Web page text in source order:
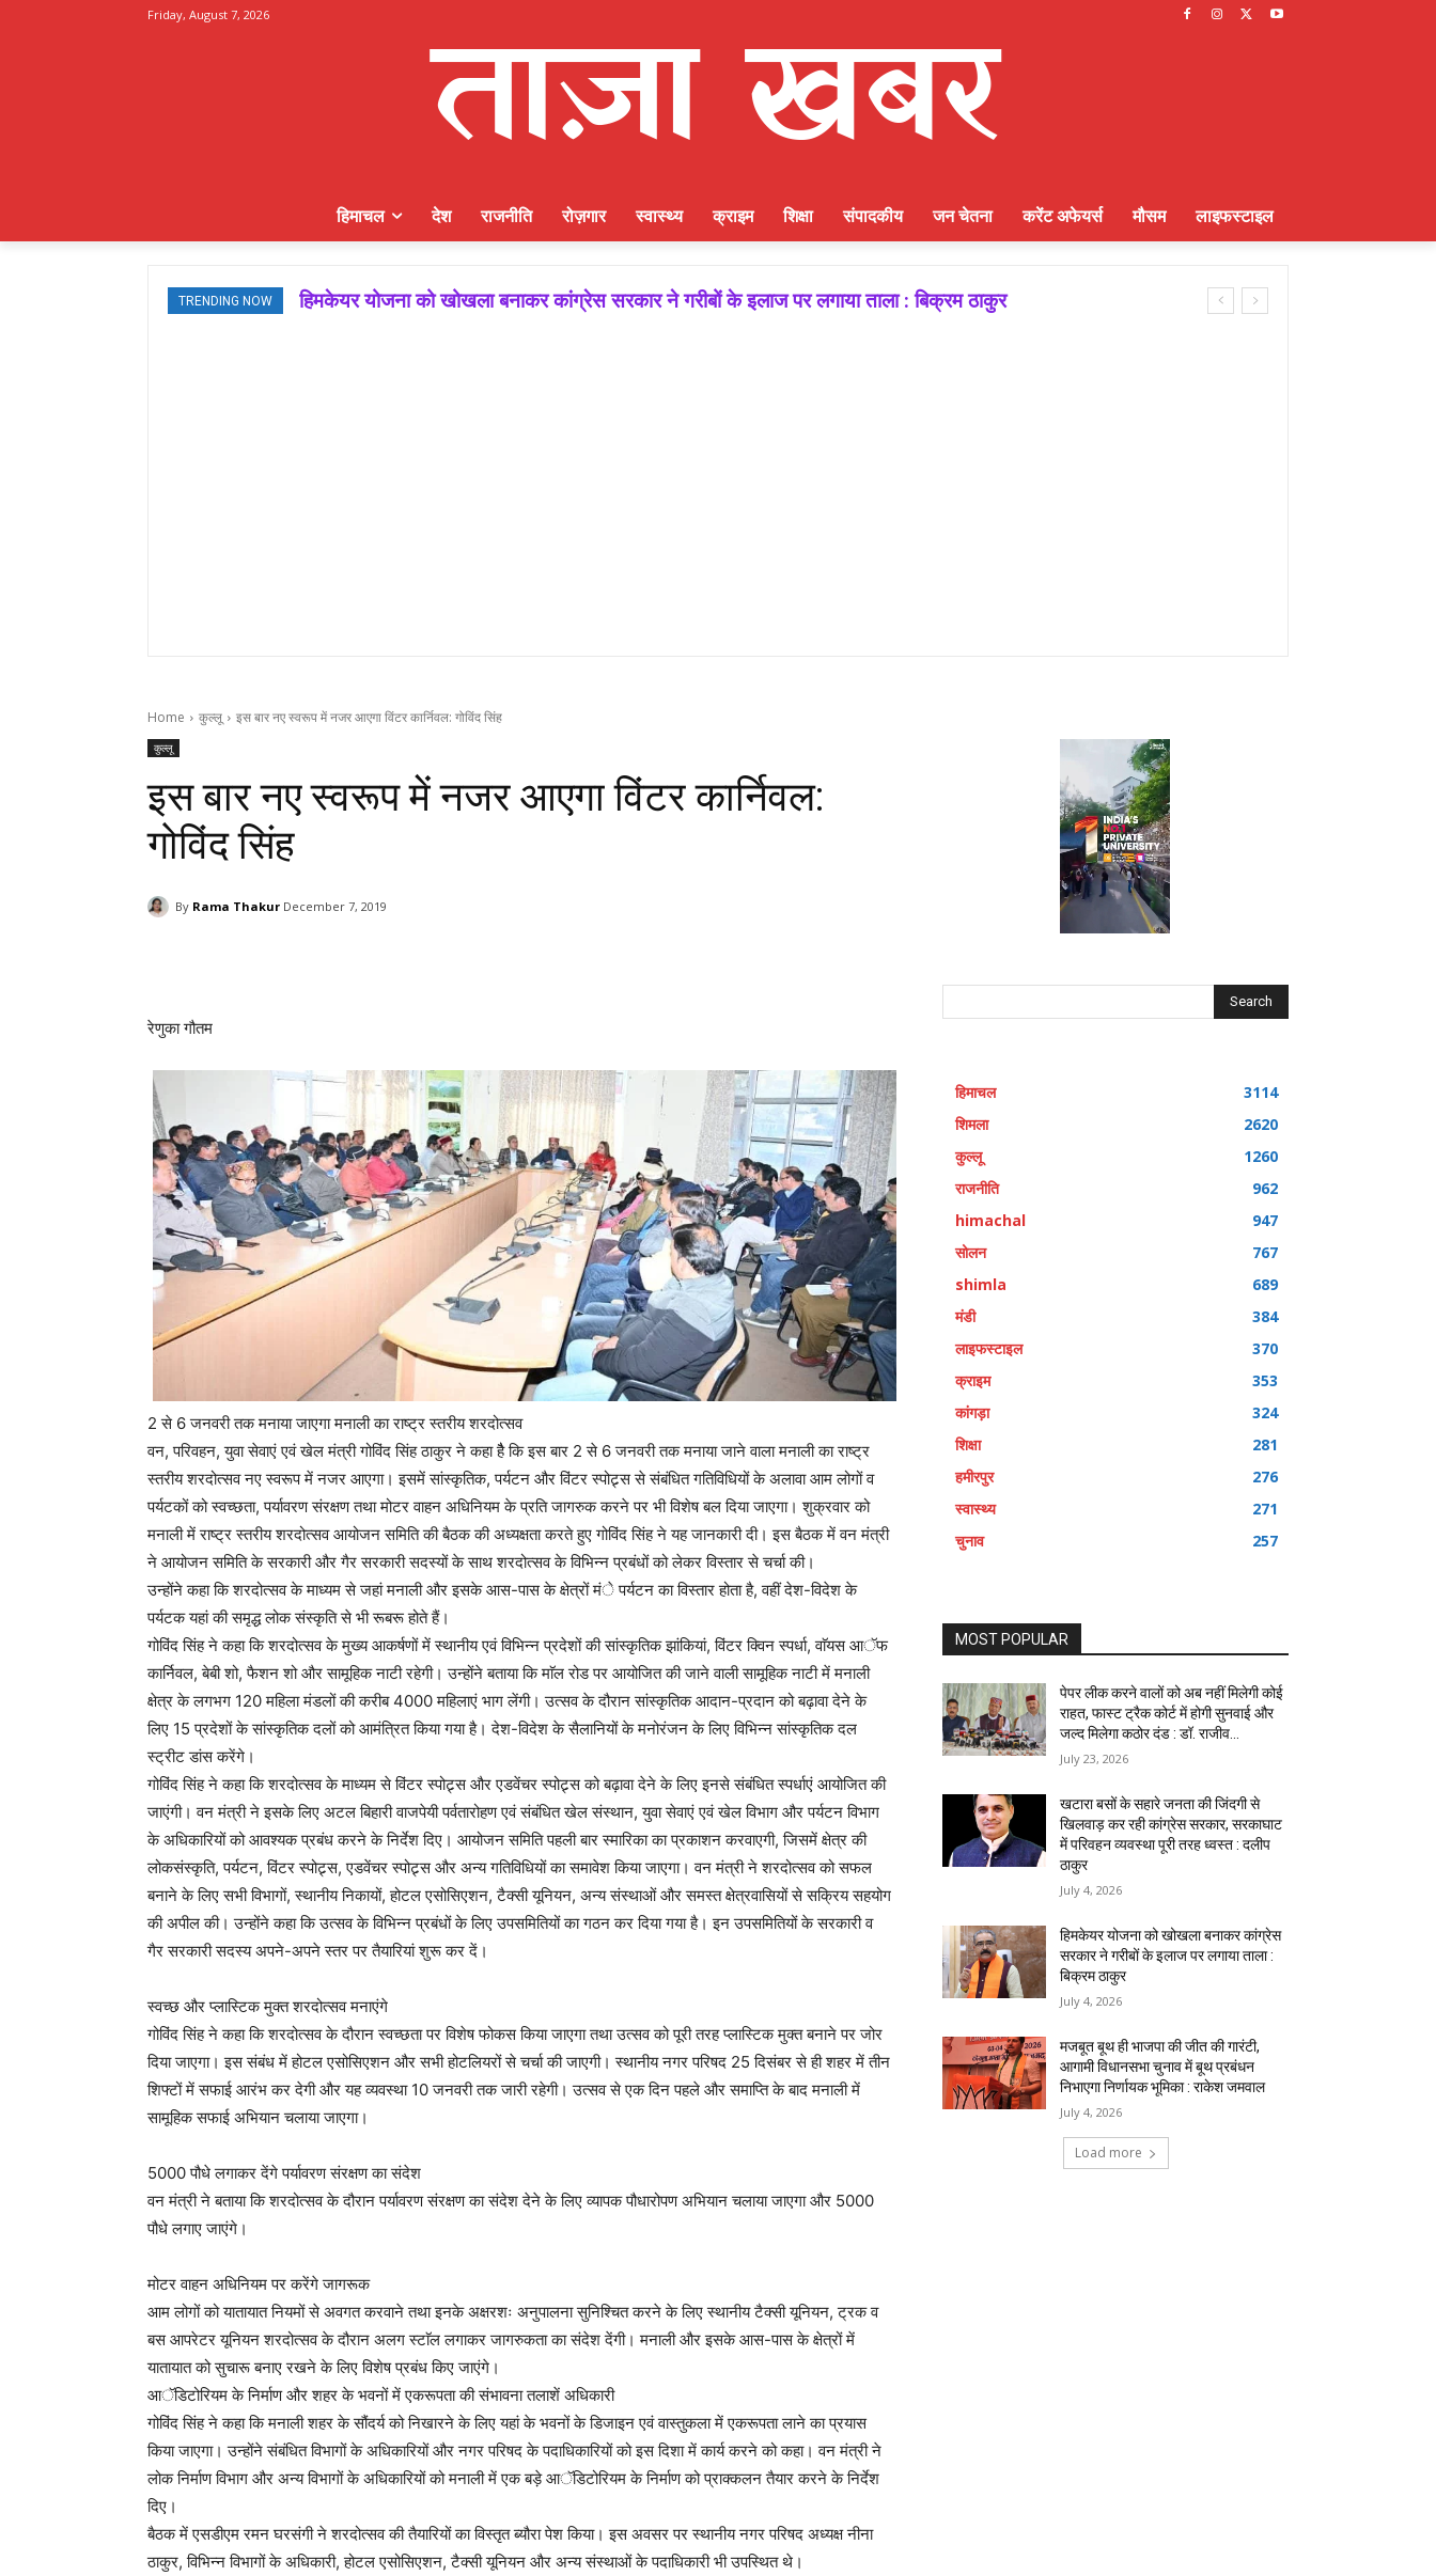
Friday, August 7, 2026
हिमाचल देश राजनीति रोज़गार स्वास्थ्य क्राइम शिक्षा संपादकीय जन चेतना करेंट अफेयर्स मौसम लाइफस्टाइल
TRENDING NOW हिमकेयर योजना को खोखला बनाकर कांग्रेस सरकार ने गरीबों के इलाज पर लगाया ताला : बिक्रम ठाकुर
Home कुल्लू इस बार नए स्वरूप में नजर आएगा विंटर कार्निवल: गोविंद सिंह
कुल्लू
इस बार नए स्वरूप में नजर आएगा विंटर कार्निवल:
गोविंद सिंह
By Rama Thakur December 7, 2019
रेणुका गौतम
2 से 6 जनवरी तक मनाया जाएगा मनाली का राष्ट्र स्तरीय शरदोत्सव
वन, परिवहन, युवा सेवाएं एवं खेल मंत्री गोविंद सिंह ठाकुर ने कहा हैै कि इस बार 2 से 6 जनवरी तक मनाया जाने वाला मनाली का राष्ट्र
स्तरीय शरदोत्सव नए स्वरूप में नजर आएगा। इसमें सांस्कृतिक, पर्यटन और विंटर स्पोट्र्स से संबंधित गतिविधियों के अलावा आम लोगों व
पर्यटकों को स्वच्छता, पर्यावरण संरक्षण तथा मोटर वाहन अधिनियम के प्रति जागरुक करने पर भी विशेष बल दिया जाएगा। शुक्रवार को
मनाली में राष्ट्र स्तरीय शरदोत्सव आयोजन समिति की बैठक की अध्यक्षता करते हुए गोविंद सिंह ने यह जानकारी दी। इस बैठक में वन मंत्री
ने आयोजन समिति के सरकारी और गैर सरकारी सदस्यों के साथ शरदोत्सव के विभिन्न प्रबंधों को लेकर विस्तार से चर्चा की।
उन्होंने कहा कि शरदोत्सव के माध्यम से जहां मनाली और इसके आस-पास के क्षेत्रों मंे पर्यटन का विस्तार होता है, वहीं देश-विदेश के
पर्यटक यहां की समृद्ध लोक संस्कृति से भी रूबरू होते हैं।
गोविंद सिंह ने कहा कि शरदोत्सव के मुख्य आकर्षणों में स्थानीय एवं विभिन्न प्रदेशों की सांस्कृतिक झांकियां, विंटर क्विन स्पर्धा, वाॅयस आॅफ
कार्निवल, बेबी शो, फैशन शो और सामूहिक नाटी रहेगी। उन्होंने बताया कि माॅल रोड पर आयोजित की जाने वाली सामूहिक नाटी में मनाली
क्षेत्र के लगभग 120 महिला मंडलों की करीब 4000 महिलाएं भाग लेंगी। उत्सव के दौरान सांस्कृतिक आदान-प्रदान को बढ़ावा देने के
लिए 15 प्रदेशों के सांस्कृतिक दलों को आमंत्रित किया गया है। देश-विदेश के सैलानियों के मनोरंजन के लिए विभिन्न सांस्कृतिक दल
स्ट्रीट डांस करेंगे।
गोविंद सिंह ने कहा कि शरदोत्सव के माध्यम से विंटर स्पोट्र्स और एडवेंचर स्पोट्र्स को बढ़ावा देने के लिए इनसे संबंधित स्पर्धाएं आयोजित की
जाएंगी। वन मंत्री ने इसके लिए अटल बिहारी वाजपेयी पर्वतारोहण एवं संबंधित खेल संस्थान, युवा सेवाएं एवं खेल विभाग और पर्यटन विभाग
के अधिकारियों को आवश्यक प्रबंध करने के निर्देश दिए। आयोजन समिति पहली बार स्मारिका का प्रकाशन करवाएगी, जिसमें क्षेत्र की
लोकसंस्कृति, पर्यटन, विंटर स्पोट्र्स, एडवेंचर स्पोट्र्स और अन्य गतिविधियों का समावेश किया जाएगा। वन मंत्री ने शरदोत्सव को सफल
बनाने के लिए सभी विभागों, स्थानीय निकायों, होटल एसोसिएशन, टैक्सी यूनियन, अन्य संस्थाओं और समस्त क्षेत्रवासियों से सक्रिय सहयोग
की अपील की। उन्होंने कहा कि उत्सव के विभिन्न प्रबंधों के लिए उपसमितियों का गठन कर दिया गया है। इन उपसमितियों के सरकारी व
गैर सरकारी सदस्य अपने-अपने स्तर पर तैयारियां शुरू कर दें।
स्वच्छ और प्लास्टिक मुक्त शरदोत्सव मनाएंगे
गोविंद सिंह ने कहा कि शरदोत्सव के दौरान स्वच्छता पर विशेष फोकस किया जाएगा तथा उत्सव को पूरी तरह प्लास्टिक मुक्त बनाने पर जोर
दिया जाएगा। इस संबंध में होटल एसोसिएशन और सभी होटलियरों से चर्चा की जाएगी। स्थानीय नगर परिषद 25 दिसंबर से ही शहर में तीन
शिफ्टों में सफाई आरंभ कर देगी और यह व्यवस्था 10 जनवरी तक जारी रहेगी। उत्सव से एक दिन पहले और समाप्ति के बाद मनाली में
सामूहिक सफाई अभियान चलाया जाएगा।
5000 पौधे लगाकर देंगे पर्यावरण संरक्षण का संदेश
वन मंत्री ने बताया कि शरदोत्सव के दौरान पर्यावरण संरक्षण का संदेश देने के लिए व्यापक पौधारोपण अभियान चलाया जाएगा और 5000
पौधे लगाए जाएंगे।
मोटर वाहन अधिनियम पर करेंगे जागरूक
आम लोगों को यातायात नियमों से अवगत करवाने तथा इनके अक्षरशः अनुपालना सुनिश्चित करने के लिए स्थानीय टैक्सी यूनियन, ट्रक व
बस आपरेटर यूनियन शरदोत्सव के दौरान अलग स्टाॅल लगाकर जागरुकता का संदेश देंगी। मनाली और इसके आस-पास के क्षेत्रों में
यातायात को सुचारू बनाए रखने के लिए विशेष प्रबंध किए जाएंगे।
आॅडिटोरियम के निर्माण और शहर के भवनों में एकरूपता की संभावना तलाशें अधिकारी
गोविंद सिंह ने कहा कि मनाली शहर के सौंदर्य को निखारने के लिए यहां के भवनों के डिजाइन एवं वास्तुकला में एकरूपता लाने का प्रयास
किया जाएगा। उन्होंने संबंधित विभागों के अधिकारियों और नगर परिषद के पदाधिकारियों को इस दिशा में कार्य करने को कहा। वन मंत्री ने
लोक निर्माण विभाग और अन्य विभागों के अधिकारियों को मनाली में एक बड़े आॅडिटोरियम के निर्माण को प्राक्कलन तैयार करने के निर्देश
दिए।
बैठक में एसडीएम रमन घरसंगी ने शरदोत्सव की तैयारियों का विस्तृत ब्यौरा पेश किया। इस अवसर पर स्थानीय नगर परिषद अध्यक्ष नीना
ठाकुर, विभिन्न विभागों के अधिकारी, होटल एसोसिएशन, टैक्सी यूनियन और अन्य संस्थाओं के पदाधिकारी भी उपस्थित थे।
Search
हिमाचल
3114
शिमला
2620
कुल्लू
1260
राजनीति
962
himachal
947
सोलन
767
shimla
689
मंडी
384
लाइफस्टाइल
370
क्राइम
353
कांगड़ा
324
शिक्षा
281
हमीरपुर
276
स्वास्थ्य
271
चुनाव
257
MOST POPULAR
पेपर लीक करने वालों को अब नहीं मिलेगी कोई
राहत, फास्ट ट्रैक कोर्ट में होगी सुनवाई और
जल्द मिलेगा कठोर दंड : डॉ. राजीव...
July 23, 2026
खटारा बसों के सहारे जनता की जिंदगी से
खिलवाड़ कर रही कांग्रेस सरकार, सरकाघाट
में परिवहन व्यवस्था पूरी तरह ध्वस्त : दलीप
ठाकुर
July 4, 2026
हिमकेयर योजना को खोखला बनाकर कांग्रेस
सरकार ने गरीबों के इलाज पर लगाया ताला :
बिक्रम ठाकुर
July 4, 2026
मजबूत बूथ ही भाजपा की जीत की गारंटी,
आगामी विधानसभा चुनाव में बूथ प्रबंधन
निभाएगा निर्णायक भूमिका : राकेश जमवाल
July 4, 2026
Load more